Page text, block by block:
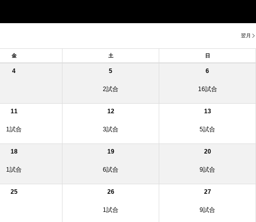
翌月
金 土 日
4 5
2試合
6
16試合
11
1試合
12
3試合
13
5試合
18
1試合
19
6試合
20
9試合
25 26
1試合
27
9試合